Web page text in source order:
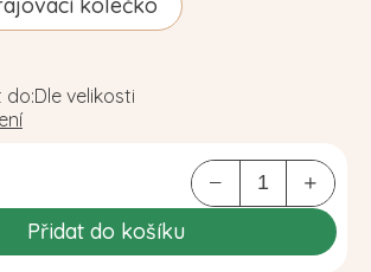
Přidat do košíku
do:Dle velikosti